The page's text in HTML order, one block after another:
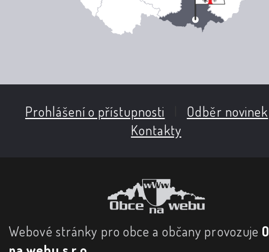
Prohlášení o přístupnosti Odběr novinek
Kontakty
Webové stránky pro obce a občany provozuje